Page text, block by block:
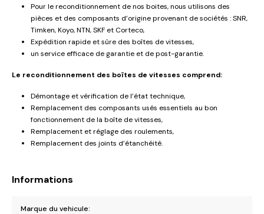
Pour le reconditionnement de nos boites, nous utilisons des
pièces et des composants d’origine provenant de sociétés : SNR,
Timken, Koyo, NTN, SKF et Corteco,
Expédition rapide et sûre des boîtes de vitesses,
un service efficace de garantie et de post-garantie.
Le reconditionnement des boîtes de vitesses comprend:
Démontage et vérification de l’état technique,
Remplacement des composants usés essentiels au bon
fonctionnement de la boîte de vitesses,
Remplacement et réglage des roulements,
Remplacement des joints d’étanchéité.
Informations
Marque du vehicule: